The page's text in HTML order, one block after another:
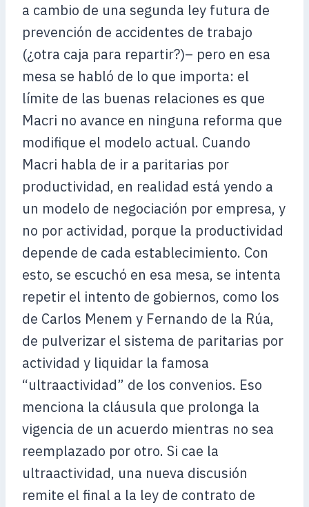
a cambio de una segunda ley futura de
prevención de accidentes de trabajo
(¿otra caja para repartir?)– pero en esa
mesa se habló de lo que importa: el
límite de las buenas relaciones es que
Macri no avance en ninguna reforma que
modifique el modelo actual. Cuando
Macri habla de ir a paritarias por
productividad, en realidad está yendo a
un modelo de negociación por empresa, y
no por actividad, porque la productividad
depende de cada establecimiento. Con
esto, se escuchó en esa mesa, se intenta
repetir el intento de gobiernos, como los
de Carlos Menem y Fernando de la Rúa,
de pulverizar el sistema de paritarias por
actividad y liquidar la famosa
“ultraactividad” de los convenios. Eso
menciona la cláusula que prolonga la
vigencia de un acuerdo mientras no sea
reemplazado por otro. Si cae la
ultraactividad, una nueva discusión
remite el final a la ley de contrato de